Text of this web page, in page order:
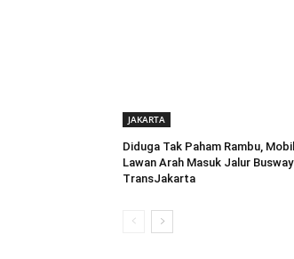
JAKARTA
Diduga Tak Paham Rambu, Mobil
Lawan Arah Masuk Jalur Busway
TransJakarta